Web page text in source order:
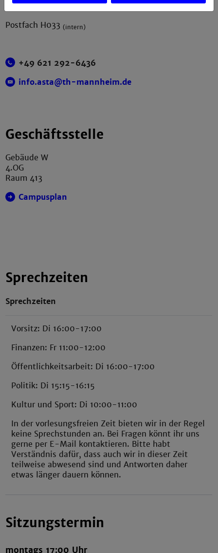
Postfach H033(intern)
+49 621 292-6436
info.asta@th-mannheim.de
Geschäftsstelle
Gebäude W
4.OG
Raum 413
Campusplan
Sprechzeiten
Sprechzeiten
Vorsitz: Di 16:00-17:00
Finanzen: Fr 11:00-12:00
Öffentlichkeitsarbeit: Di 16:00-17:00
Politik: Di 15:15-16:15
Kultur und Sport: Di 10:00-11:00
In der vorlesungsfreien Zeit bieten wir in der Regel
keine Sprechstunden an. Bei Fragen könnt ihr uns
gerne per E-Mail kontaktieren. Bitte habt
Verständnis dafür, dass auch wir in dieser Zeit
teilweise abwesend sind und Antworten daher
etwas länger dauern können.
Sitzungstermin
montags 17:00 Uhr